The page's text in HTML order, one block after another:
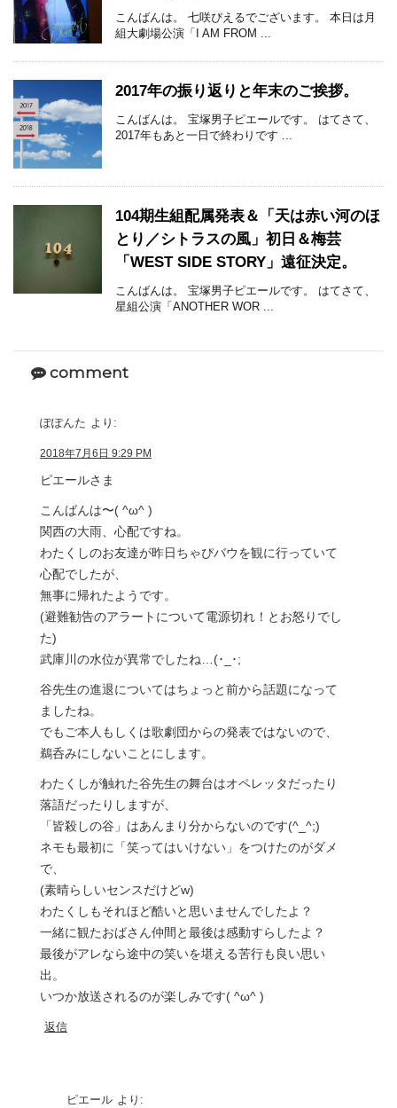
こんばんは。 七咲ぴえるでございます。 本日は月
組大劇場公演「I AM FROM ...
2017年の振り返りと年末のご挨拶。
こんばんは。 宝塚男子ピエールです。 はてさて、
2017年もあと一日で終わりです ...
104期生組配属発表＆「天は赤い河のほ
とり／シトラスの風」初日＆梅芸
「WEST SIDE STORY」遠征決定。
こんばんは。 宝塚男子ピエールです。 はてさて、
星組公演「ANOTHER WOR ...
comment
ぽぽんた より:
2018年7月6日 9:29 PM
ピエールさま
こんばんは〜( ^ω^ )
関西の大雨、心配ですね。
わたくしのお友達が昨日ちゃぴバウを観に行っていて
心配でしたが、
無事に帰れたようです。
(避難勧告のアラートについて電源切れ！とお怒りでし
た)
武庫川の水位が異常でしたね…(･_･;
谷先生の進退についてはちょっと前から話題になって
ましたね。
でもご本人もしくは歌劇団からの発表ではないので、
鵜呑みにしないことにします。
わたくしが触れた谷先生の舞台はオペレッタだったり
落語だったりしますが、
「皆殺しの谷」はあんまり分からないのです(^_^;)
ネモも最初に「笑ってはいけない」をつけたのがダメ
で、
(素晴らしいセンスだけどw)
わたくしもそれほど酷いと思いませんでしたよ？
一緒に観たおばさん仲間と最後は感動すらしたよ？
最後がアレなら途中の笑いを堪える苦行も良い思い
出。
いつか放送されるのが楽しみです( ^ω^ )
返信
ピエール より: